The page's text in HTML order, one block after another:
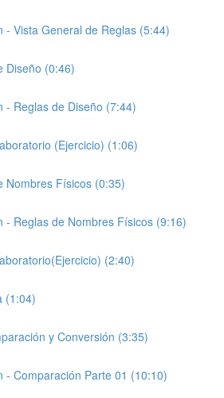
- Vista General de Reglas (5:44)
Diseño (0:46)
- Reglas de Diseño (7:44)
(Ejercicio) (1:06)
Nombres Físicos (0:35)
- Reglas de Nombres Físicos (9:16)
(2:40)
(1:04)
y Conversión (3:35)
- Comparación Parte 01 (10:10)